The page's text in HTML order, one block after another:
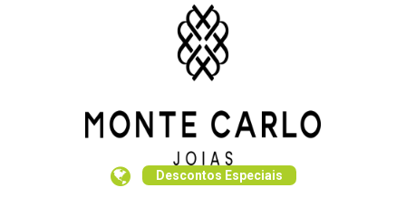
Descontos Especiais